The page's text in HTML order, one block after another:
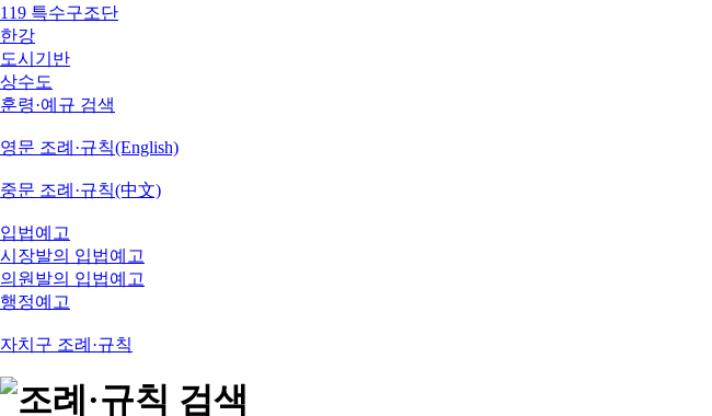
119 특수구조단
한강
도시기반
상수도
훈령·예규 검색
영문 조례·규칙(English)
중문 조례·규칙(中文)
입법예고
시장발의 입법예고
의원발의 입법예고
행정예고
자치구 조례·규칙